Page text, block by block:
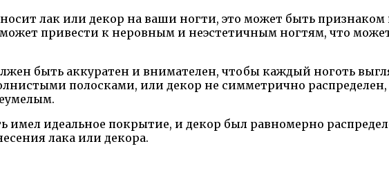
лак или декор на ваши ногти, это может быть признаком
привести к неровным и неэстетичным ногтям, что
быть аккуратен и внимателен, чтобы каждый ноготь
полосками, или декор не симметрично распределен,
идеальное покрытие, и декор был равномерно
лака или декора.